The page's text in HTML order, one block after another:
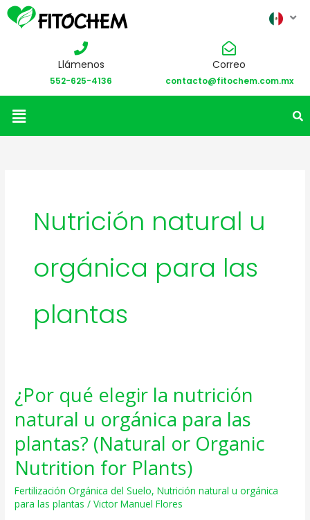
Llámenos
552-625-4136
Correo
contacto@fitochem.com.mx
Menú
Nutrición natural u
orgánica para las
plantas
¿Por qué elegir la nutrición
natural u orgánica para las
plantas? (Natural or Organic
Nutrition for Plants)
Fertilización Orgánica del Suelo,Nutrición natural u orgánica
para las plantas /Victor Manuel Flores
¿Por
qué
elegir
la
nutrición
natural
u
orgánica